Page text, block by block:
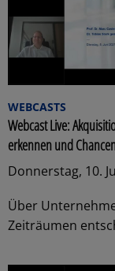
WEBCASTS
Webcast Live:
erkennen und
Donnerstag, 10.
Über
Zeiträumen